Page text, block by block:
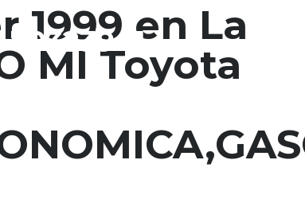
1999 en La
MI Toyota